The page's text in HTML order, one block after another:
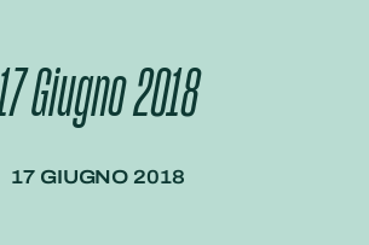
Giugno 2018
17 GIUGNO 2018